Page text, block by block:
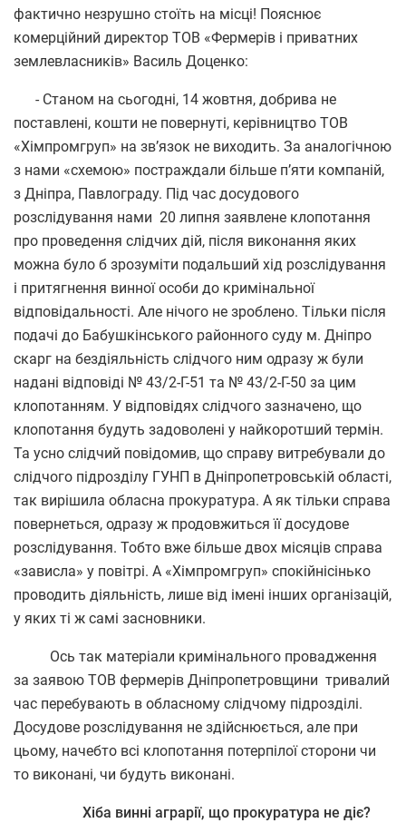
фактично незрушно стоїть на місці! Пояснює
комерційний директор ТОВ «Фермерів і приватних
землевласників» Василь Доценко:
- Станом на сьогодні, 14 жовтня, добрива не
поставлені, кошти не повернуті, керівництво ТОВ
«Хімпромгруп» на зв’язок не виходить. За аналогічною
з нами «схемою» постраждали більше п’яти компаній,
з Дніпра, Павлограду. Під час досудового
розслідування нами 20 липня заявлене клопотання
про проведення слідчих дій, після виконання яких
можна було б зрозуміти подальший хід розслідування
і притягнення винної особи до кримінальної
відповідальності. Але нічого не зроблено. Тільки після
подачі до Бабушкінського районного суду м. Дніпро
скарг на бездіяльність слідчого ним одразу ж були
надані відповіді № 43/2-Г-51 та № 43/2-Г-50 за цим
клопотанням. У відповідях слідчого зазначено, що
клопотання будуть задоволені у найкоротший термін.
Та усно слідчий повідомив, що справу витребували до
слідчого підрозділу ГУНП в Дніпропетровській області,
так вирішила обласна прокуратура. А як тільки справа
повернеться, одразу ж продовжиться її досудове
розслідування. Тобто вже більше двох місяців справа
«зависла» у повітрі. А «Хімпромгруп» спокійнісінько
проводить діяльність, лише від імені інших організацій,
у яких ті ж самі засновники.
Ось так матеріали кримінального провадження
за заявою ТОВ фермерів Дніпропетровщини тривалий
час перебувають в обласному слідчому підрозділі.
Досудове розслідування не здійснюється, але при
цьому, начебто всі клопотання потерпілої сторони чи
то виконані, чи будуть виконані.
Хіба винні аграрії, що прокуратура не діє?